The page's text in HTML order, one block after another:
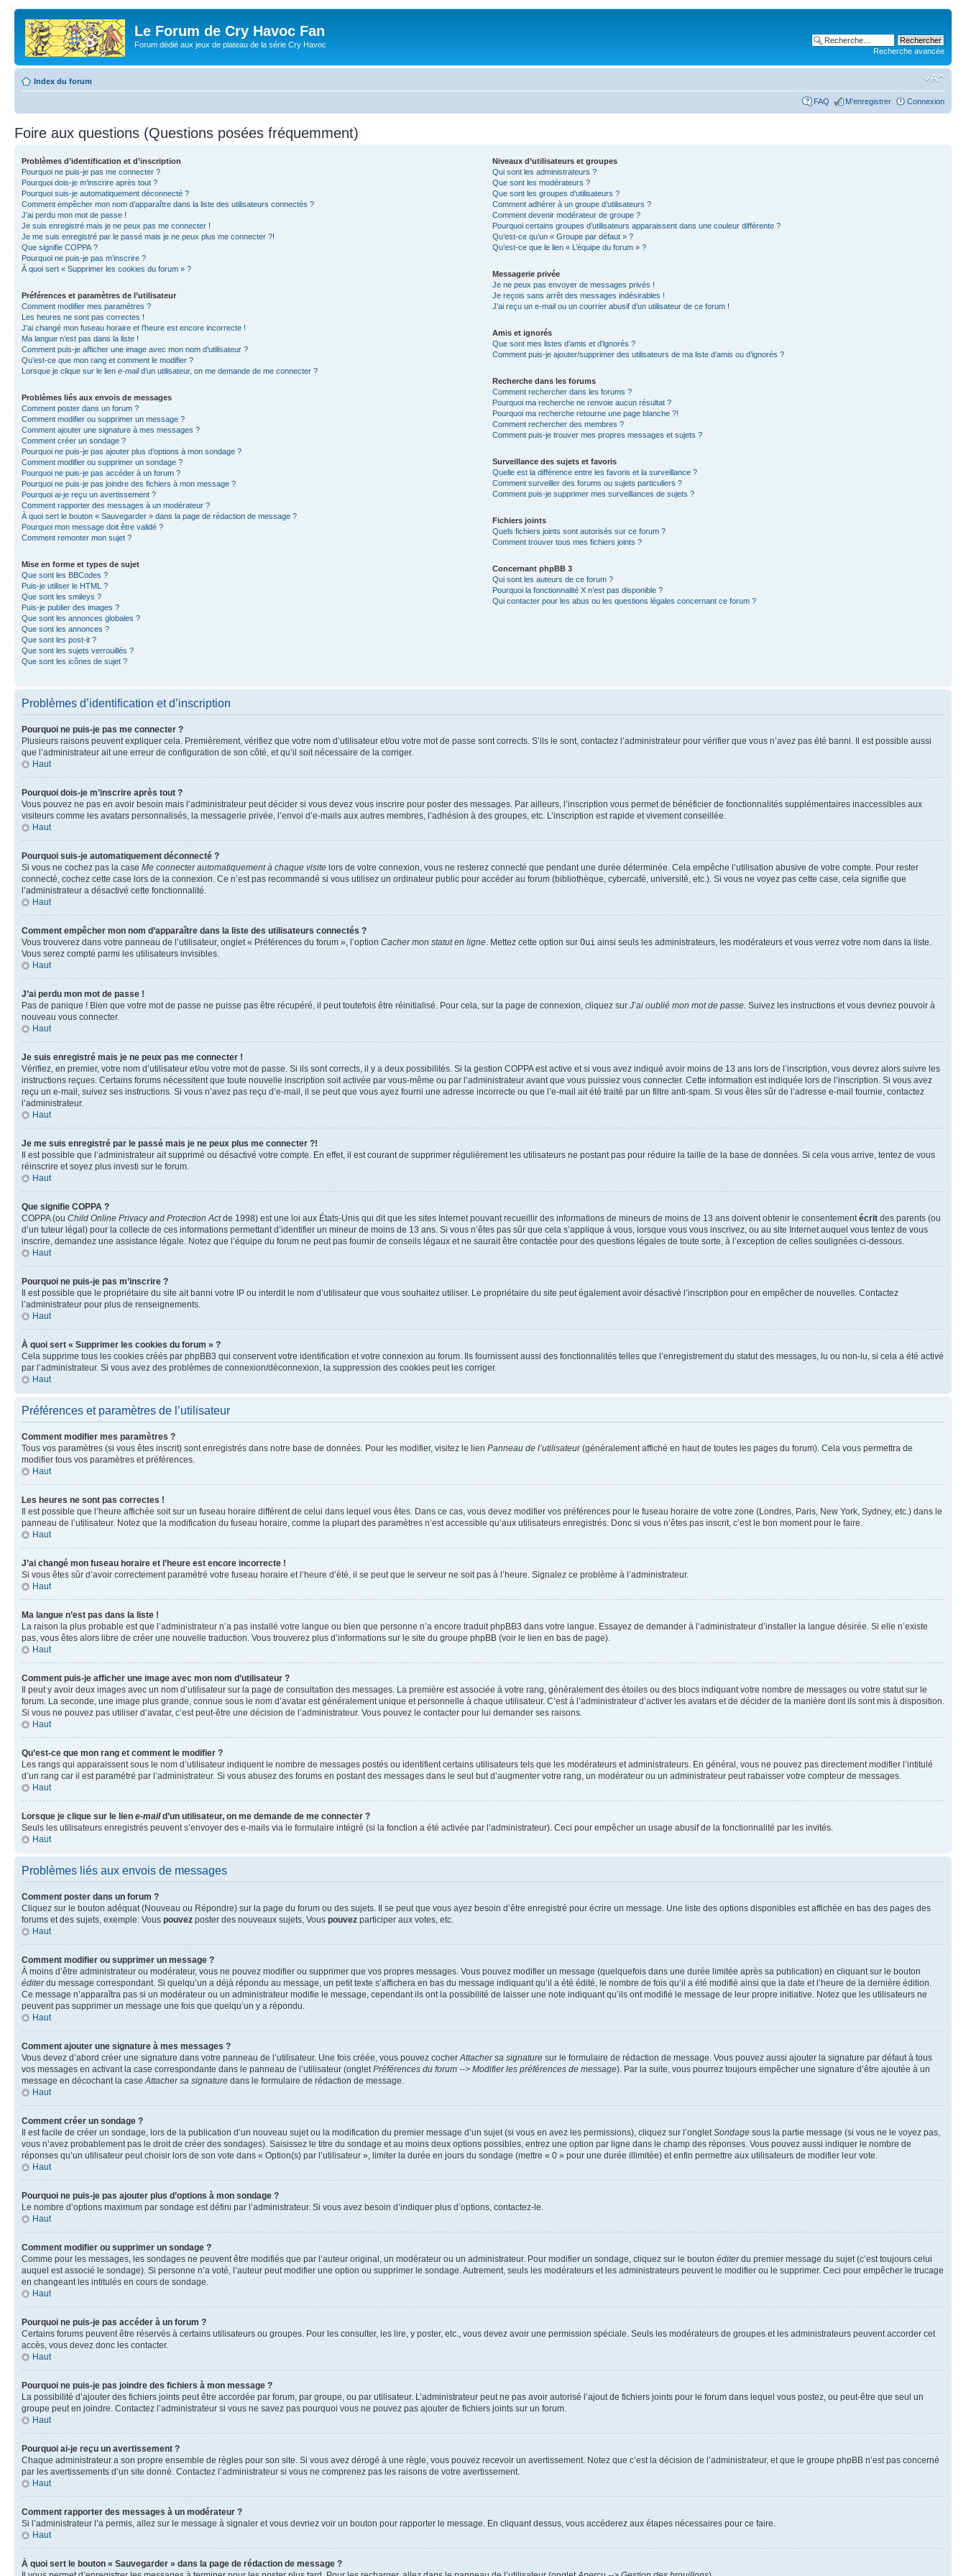
Le Forum de Cry Havoc Fan
Forum dédié aux jeux de plateau de la série Cry Havoc
Recherche avancée
Index du forum
FAQ M’enregistrer Connexion
Foire aux questions (Questions posées fréquemment)
Problèmes d’identification et d’inscription
Pourquoi ne puis-je pas me connecter ?
Pourquoi dois-je m’inscrire après tout ?
Pourquoi suis-je automatiquement déconnecté ?
Comment empêcher mon nom d’apparaître dans la liste des utilisateurs connectés ?
J’ai perdu mon mot de passe !
Je suis enregistré mais je ne peux pas me connecter !
Je me suis enregistré par le passé mais je ne peux plus me connecter ?!
Que signifie COPPA ?
Pourquoi ne puis-je pas m’inscrire ?
À quoi sert « Supprimer les cookies du forum » ?
Préférences et paramètres de l’utilisateur
Comment modifier mes paramètres ?
Les heures ne sont pas correctes !
J’ai changé mon fuseau horaire et l’heure est encore incorrecte !
Ma langue n’est pas dans la liste !
Comment puis-je afficher une image avec mon nom d’utilisateur ?
Qu’est-ce que mon rang et comment le modifier ?
Lorsque je clique sur le lien e-maild’un utilisateur, on me demande de me connecter ?
Problèmes liés aux envois de messages
Comment poster dans un forum ?
Comment modifier ou supprimer un message ?
Comment ajouter une signature à mes messages ?
Comment créer un sondage ?
Pourquoi ne puis-je pas ajouter plus d’options à mon sondage ?
Comment modifier ou supprimer un sondage ?
Pourquoi ne puis-je pas accéder à un forum ?
Pourquoi ne puis-je pas joindre des fichiers à mon message ?
Pourquoi ai-je reçu un avertissement ?
Comment rapporter des messages à un modérateur ?
À quoi sert le bouton « Sauvegarder » dans la page de rédaction de message ?
Pourquoi mon message doit être validé ?
Comment remonter mon sujet ?
Mise en forme et types de sujet
Que sont les BBCodes ?
Puis-je utiliser le HTML ?
Que sont les smileys ?
Puis-je publier des images ?
Que sont les annonces globales ?
Que sont les annonces ?
Que sont les post-it ?
Que sont les sujets verrouillés ?
Que sont les icônes de sujet ?
Niveaux d’utilisateurs et groupes
Qui sont les administrateurs ?
Que sont les modérateurs ?
Que sont les groupes d’utilisateurs ?
Comment adhérer à un groupe d’utilisateurs ?
Comment devenir modérateur de groupe ?
Pourquoi certains groupes d’utilisateurs apparaissent dans une couleur différente ?
Qu’est-ce qu’un « Groupe par défaut » ?
Qu’est-ce que le lien « L’équipe du forum » ?
Messagerie privée
Je ne peux pas envoyer de messages privés !
Je reçois sans arrêt des messages indésirables !
J’ai reçu un e-mail ou un courrier abusif d’un utilisateur de ce forum !
Amis et ignorés
Que sont mes listes d’amis et d’ignorés ?
Comment puis-je ajouter/supprimer des utilisateurs de ma liste d’amis ou d’ignorés ?
Recherche dans les forums
Comment rechercher dans les forums ?
Pourquoi ma recherche ne renvoie aucun résultat ?
Pourquoi ma recherche retourne une page blanche ?!
Comment rechercher des membres ?
Comment puis-je trouver mes propres messages et sujets ?
Surveillance des sujets et favoris
Quelle est la différence entre les favoris et la surveillance ?
Comment surveiller des forums ou sujets particuliers ?
Comment puis-je supprimer mes surveillances de sujets ?
Fichiers joints
Quels fichiers joints sont autorisés sur ce forum ?
Comment trouver tous mes fichiers joints ?
Concernant phpBB 3
Qui sont les auteurs de ce forum ?
Pourquoi la fonctionnalité X n’est pas disponible ?
Qui contacter pour les abus ou les questions légales concernant ce forum ?
Problèmes d’identification et d’inscription
Pourquoi ne puis-je pas me connecter ?
Plusieurs raisons peuvent expliquer cela. Premièrement, vérifiez que votre nom d’utilisateur et/ou votre mot de passe sont corrects. S’ils le sont, contactez l’administrateur pour vérifier que vous n’avez pas été banni. Il est possible aussi
que l’administrateur ait une erreur de configuration de son côté, et qu’il soit nécessaire de la corriger.
Haut
Pourquoi dois-je m’inscrire après tout ?
Vous pouvez ne pas en avoir besoin mais l’administrateur peut décider si vous devez vous inscrire pour poster des messages. Par ailleurs, l’inscription vous permet de bénéficier de fonctionnalités supplémentaires inaccessibles aux
visiteurs comme les avatars personnalisés, la messagerie privée, l’envoi d’e-mails aux autres membres, l’adhésion à des groupes, etc. L’inscription est rapide et vivement conseillée.
Haut
Pourquoi suis-je automatiquement déconnecté ?
Si vous ne cochez pas la case Me connecter automatiquement à chaque visite lors de votre connexion, vous ne resterez connecté que pendant une durée déterminée. Cela empêche l’utilisation abusive de votre compte. Pour rester
connecté, cochez cette case lors de la connexion. Ce n’est pas recommandé si vous utilisez un ordinateur public pour accéder au forum (bibliothèque, cybercafé, université, etc.). Si vous ne voyez pas cette case, cela signifie que
l’administrateur a désactivé cette fonctionnalité.
Haut
Comment empêcher mon nom d’apparaître dans la liste des utilisateurs connectés ?
Vous trouverez dans votre panneau de l’utilisateur, onglet « Préférences du forum », l’option Cacher mon statut en ligne . Mettez cette option sur Oui ainsi seuls les administrateurs, les modérateurs et vous verrez votre nom dans la liste.
Vous serez compté parmi les utilisateurs invisibles.
Haut
J’ai perdu mon mot de passe !
Pas de panique ! Bien que votre mot de passe ne puisse pas être récupéré, il peut toutefois être réinitialisé. Pour cela, sur la page de connexion, cliquez sur J’ai oublié mon mot de passe . Suivez les instructions et vous devriez pouvoir à
nouveau vous connecter.
Haut
Je suis enregistré mais je ne peux pas me connecter !
Vérifiez, en premier, votre nom d’utilisateur et/ou votre mot de passe. Si ils sont corrects, il y a deux possibilités. Si la gestion COPPA est active et si vous avez indiqué avoir moins de 13 ans lors de l’inscription, vous devrez alors suivre les
instructions reçues. Certains forums nécessitent que toute nouvelle inscription soit activée par vous-même ou par l’administrateur avant que vous puissiez vous connecter. Cette information est indiquée lors de l’inscription. Si vous avez
reçu un e-mail, suivez ses instructions. Si vous n’avez pas reçu d’e-mail, il se peut que vous ayez fourni une adresse incorrecte ou que l’e-mail ait été traité par un filtre anti-spam. Si vous êtes sûr de l’adresse e-mail fournie, contactez
l’administrateur.
Haut
Je me suis enregistré par le passé mais je ne peux plus me connecter ?!
Il est possible que l’administrateur ait supprimé ou désactivé votre compte. En effet, il est courant de supprimer régulièrement les utilisateurs ne postant pas pour réduire la taille de la base de données. Si cela vous arrive, tentez de vous
réinscrire et soyez plus investi sur le forum.
Haut
Que signifie COPPA ?
COPPA (ou Child Online Privacy and Protection Actde 1998) est une loi aux États-Unis qui dit que les sites Internet pouvant recueillir des informations de mineurs de moins de 13 ans doivent obtenir le consentement écrit des parents (ou
d’un tuteur légal) pour la collecte de ces informations permettant d’identifier un mineur de moins de 13 ans. Si vous n’êtes pas sûr que cela s’applique à vous, lorsque vous vous inscrivez, ou au site Internet auquel vous tentez de vous
inscrire, demandez une assistance légale. Notez que l’équipe du forum ne peut pas fournir de conseils légaux et ne saurait être contactée pour des questions légales de toute sorte, à l’exception de celles soulignées ci-dessous.
Haut
Pourquoi ne puis-je pas m’inscrire ?
Il est possible que le propriétaire du site ait banni votre IP ou interdit le nom d’utilisateur que vous souhaitez utiliser. Le propriétaire du site peut également avoir désactivé l’inscription pour en empêcher de nouvelles. Contactez
l’administrateur pour plus de renseignements.
Haut
À quoi sert « Supprimer les cookies du forum » ?
Cela supprime tous les cookies créés par phpBB3 qui conservent votre identification et votre connexion au forum. Ils fournissent aussi des fonctionnalités telles que l’enregistrement du statut des messages, lu ou non-lu, si cela a été activé
par l’administrateur. Si vous avez des problèmes de connexion/déconnexion, la suppression des cookies peut les corriger.
Haut
Préférences et paramètres de l’utilisateur
Comment modifier mes paramètres ?
Tous vos paramètres (si vous êtes inscrit) sont enregistrés dans notre base de données. Pour les modifier, visitez le lien Panneau de l’utilisateur(généralement affiché en haut de toutes les pages du forum). Cela vous permettra de
modifier tous vos paramètres et préférences.
Haut
Les heures ne sont pas correctes !
Il est possible que l’heure affichée soit sur un fuseau horaire différent de celui dans lequel vous êtes. Dans ce cas, vous devez modifier vos préférences pour le fuseau horaire de votre zone (Londres, Paris, New York, Sydney, etc.) dans le
panneau de l’utilisateur. Notez que la modification du fuseau horaire, comme la plupart des paramètres n’est accessible qu’aux utilisateurs enregistrés. Donc si vous n’êtes pas inscrit, c’est le bon moment pour le faire.
Haut
J’ai changé mon fuseau horaire et l’heure est encore incorrecte !
Si vous êtes sûr d’avoir correctement paramétré votre fuseau horaire et l’heure d’été, il se peut que le serveur ne soit pas à l’heure. Signalez ce problème à l’administrateur.
Haut
Ma langue n’est pas dans la liste !
La raison la plus probable est que l’administrateur n’a pas installé votre langue ou bien que personne n’a encore traduit phpBB3 dans votre langue. Essayez de demander à l’administrateur d’installer la langue désirée. Si elle n’existe
pas, vous êtes alors libre de créer une nouvelle traduction. Vous trouverez plus d’informations sur le site du groupe phpBB (voir le lien en bas de page).
Haut
Comment puis-je afficher une image avec mon nom d’utilisateur ?
Il peut y avoir deux images avec un nom d’utilisateur sur la page de consultation des messages. La première est associée à votre rang, généralement des étoiles ou des blocs indiquant votre nombre de messages ou votre statut sur le
forum. La seconde, une image plus grande, connue sous le nom d’avatar est généralement unique et personnelle à chaque utilisateur. C’est à l’administrateur d’activer les avatars et de décider de la manière dont ils sont mis à disposition.
Si vous ne pouvez pas utiliser d’avatar, c’est peut-être une décision de l’administrateur. Vous pouvez le contacter pour lui demander ses raisons.
Haut
Qu’est-ce que mon rang et comment le modifier ?
Les rangs qui apparaissent sous le nom d’utilisateur indiquent le nombre de messages postés ou identifient certains utilisateurs tels que les modérateurs et administrateurs. En général, vous ne pouvez pas directement modifier l’intitulé
d’un rang car il est paramétré par l’administrateur. Si vous abusez des forums en postant des messages dans le seul but d’augmenter votre rang, un modérateur ou un administrateur peut rabaisser votre compteur de messages.
Haut
Lorsque je clique sur le lien e-maild’un utilisateur, on me demande de me connecter ?
Seuls les utilisateurs enregistrés peuvent s’envoyer des e-mails via le formulaire intégré (si la fonction a été activée par l’administrateur). Ceci pour empêcher un usage abusif de la fonctionnalité par les invités.
Haut
Problèmes liés aux envois de messages
Comment poster dans un forum ?
Cliquez sur le bouton adéquat (Nouveau ou Répondre) sur la page du forum ou des sujets. Il se peut que vous ayez besoin d’être enregistré pour écrire un message. Une liste des options disponibles est affichée en bas des pages des
forums et des sujets, exemple: Vous pouvez poster des nouveaux sujets, Vous pouvez participer aux votes, etc.
Haut
Comment modifier ou supprimer un message ?
À moins d’être administrateur ou modérateur, vous ne pouvez modifier ou supprimer que vos propres messages. Vous pouvez modifier un message (quelquefois dans une durée limitée après sa publication) en cliquant sur le bouton
éditerdu message correspondant. Si quelqu’un a déjà répondu au message, un petit texte s’affichera en bas du message indiquant qu’il a été édité, le nombre de fois qu’il a été modifié ainsi que la date et l’heure de la dernière édition.
Ce message n’apparaîtra pas si un modérateur ou un administrateur modifie le message, cependant ils ont la possibilité de laisser une note indiquant qu’ils ont modifié le message de leur propre initiative. Notez que les utilisateurs ne
peuvent pas supprimer un message une fois que quelqu’un y a répondu.
Haut
Comment ajouter une signature à mes messages ?
Vous devez d’abord créer une signature dans votre panneau de l’utilisateur. Une fois créée, vous pouvez cocher Attacher sa signature sur le formulaire de rédaction de message. Vous pouvez aussi ajouter la signature par défaut à tous
vos messages en activant la case correspondante dans le panneau de l’utilisateur (onglet Préférences du forum --> Modifier les préférences de message). Par la suite, vous pourrez toujours empêcher une signature d’être ajoutée à un
message en décochant la case Attacher sa signature dans le formulaire de rédaction de message.
Haut
Comment créer un sondage ?
Il est facile de créer un sondage, lors de la publication d’un nouveau sujet ou la modification du premier message d’un sujet (si vous en avez les permissions), cliquez sur l’onglet Sondage sous la partie message (si vous ne le voyez pas,
vous n’avez probablement pas le droit de créer des sondages). Saisissez le titre du sondage et au moins deux options possibles, entrez une option par ligne dans le champ des réponses. Vous pouvez aussi indiquer le nombre de
réponses qu’un utilisateur peut choisir lors de son vote dans « Option(s) par l’utilisateur », limiter la durée en jours du sondage (mettre « 0 » pour une durée illimitée) et enfin permettre aux utilisateurs de modifier leur vote.
Haut
Pourquoi ne puis-je pas ajouter plus d’options à mon sondage ?
Le nombre d’options maximum par sondage est défini par l’administrateur. Si vous avez besoin d’indiquer plus d’options, contactez-le.
Haut
Comment modifier ou supprimer un sondage ?
Comme pour les messages, les sondages ne peuvent être modifiés que par l’auteur original, un modérateur ou un administrateur. Pour modifier un sondage, cliquez sur le bouton éditerdu premier message du sujet (c’est toujours celui
auquel est associé le sondage). Si personne n’a voté, l’auteur peut modifier une option ou supprimer le sondage. Autrement, seuls les modérateurs et les administrateurs peuvent le modifier ou le supprimer. Ceci pour empêcher le trucage
en changeant les intitulés en cours de sondage.
Haut
Pourquoi ne puis-je pas accéder à un forum ?
Certains forums peuvent être réservés à certains utilisateurs ou groupes. Pour les consulter, les lire, y poster, etc., vous devez avoir une permission spéciale. Seuls les modérateurs de groupes et les administrateurs peuvent accorder cet
accès, vous devez donc les contacter.
Haut
Pourquoi ne puis-je pas joindre des fichiers à mon message ?
La possibilité d’ajouter des fichiers joints peut être accordée par forum, par groupe, ou par utilisateur. L’administrateur peut ne pas avoir autorisé l’ajout de fichiers joints pour le forum dans lequel vous postez, ou peut-être que seul un
groupe peut en joindre. Contactez l’administrateur si vous ne savez pas pourquoi vous ne pouvez pas ajouter de fichiers joints sur un forum.
Haut
Pourquoi ai-je reçu un avertissement ?
Chaque administrateur a son propre ensemble de règles pour son site. Si vous avez dérogé à une règle, vous pouvez recevoir un avertissement. Notez que c’est la décision de l’administrateur, et que le groupe phpBB n’est pas concerné
par les avertissements d’un site donné. Contactez l’administrateur si vous ne comprenez pas les raisons de votre avertissement.
Haut
Comment rapporter des messages à un modérateur ?
Si l’administrateur l’a permis, allez sur le message à signaler et vous devriez voir un bouton pour rapporter le message. En cliquant dessus, vous accéderez aux étapes nécessaires pour ce faire.
Haut
À quoi sert le bouton « Sauvegarder » dans la page de rédaction de message ?